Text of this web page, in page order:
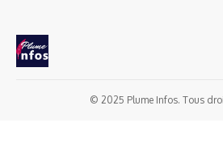
© 2025 Plume Infos. Tous